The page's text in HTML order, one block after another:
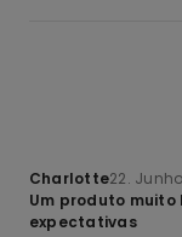
Charlotte22.
Um produto
expectativas